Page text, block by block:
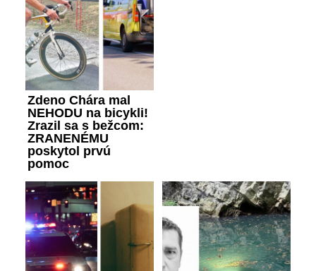
Zdeno Chára mal
NEHODU na bicykli!
Zrazil sa s bežcom:
ZRANENÉMU
poskytol prvú
pomoc